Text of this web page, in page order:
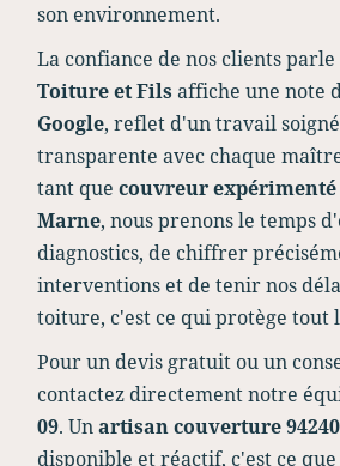
son environnement.
La confiance de nos clients
Toiture et Fils affiche une note
Google, reflet d'un travail
transparente avec chaque
tant que couvreur expérimenté
Marne, nous prenons le temps
diagnostics, de chiffrer
interventions et de tenir nos
toiture, c'est ce qui protège tout
Pour un devis gratuit ou un
contactez directement notre
09. Unartisan couverture 94240
disponible et réactif, c'est ce que